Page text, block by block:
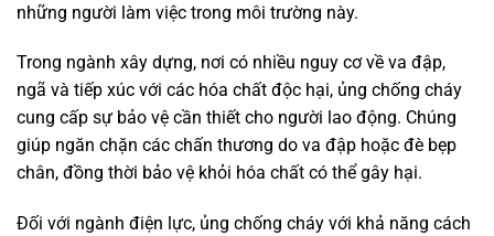
những người làm việc trong môi trường này.
Trong ngành xây dựng, nơi có nhiều nguy cơ về va đập,
ngã và tiếp xúc với các hóa chất độc hại, ủng chống cháy
cung cấp sự bảo vệ cần thiết cho người lao động. Chúng
giúp ngăn chặn các chấn thương do va đập hoặc đè bẹp
chân, đồng thời bảo vệ khỏi hóa chất có thể gây hại.
Đối với ngành điện lực, ủng chống cháy với khả năng cách